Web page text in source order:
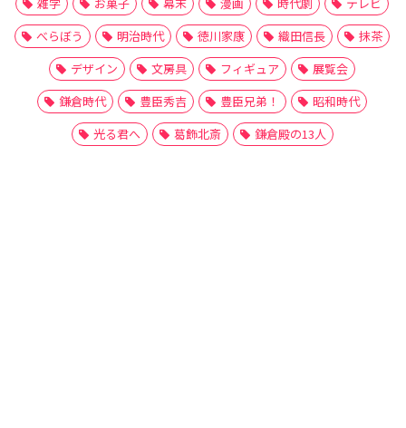
べらぼう
明治時代 徳川家康 織田信長
抹茶
デザイン
文房具 フィギュア
展覧会
鎌倉時代
豊臣秀吉 豊臣兄弟！
昭和時代
光る君へ
葛飾北斎 鎌倉殿の13人